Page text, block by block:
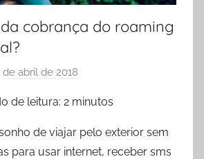
cobrança do roaming
de abril de 2018
r
de leitura: 2 minutos
de viajar pelo exterior sem
para usar internet, receber sms